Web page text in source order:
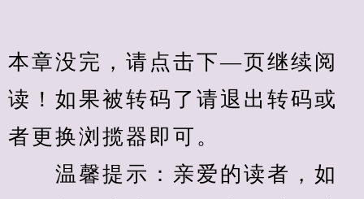
本章没完，请点击下—页继续阅
读！如果被转码了请退出转码或
者更换浏揽器即可。
温馨提示：亲爱的读者，如